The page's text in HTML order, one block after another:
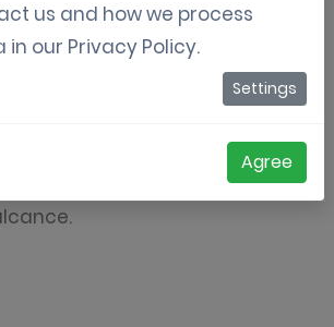
código QR utiliza códigos
conectan experiencias físicas
códigos sobre productos,
, cupones digitales y juegos
la conversión y
us and how we process
in our Privacy Policy.
Settings
Agree